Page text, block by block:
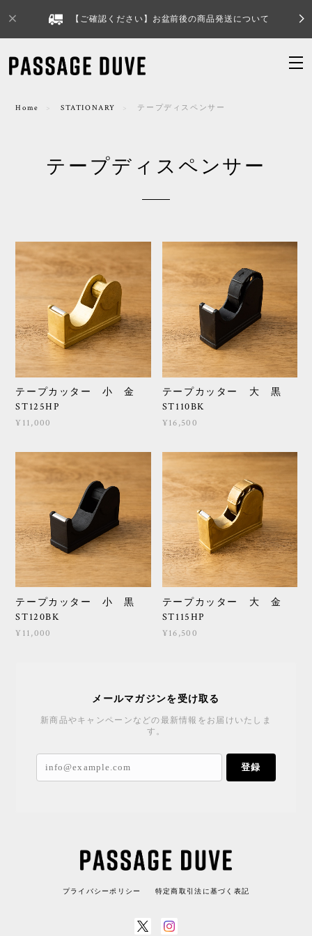
【ご確認ください】お盆前後の商品発送について
Home STATIONARY テープディスペンサー
テープディスペンサー
テープカッター 小 金
ST125HP
¥11,000
テープカッター 大 黒
ST110BK
¥16,500
テープカッター 小 黒
ST120BK
¥11,000
テープカッター 大 金
ST115HP
¥16,500
メールマガジンを受け取る
新商品やキャンペーンなどの最新情報をお届けいたしま
す。
登録
プライバシーポリシー 特定商取引法に基づく表記